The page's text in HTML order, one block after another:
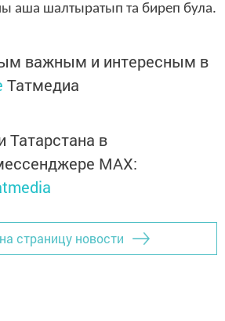
аша шалтыратып та биреп була.
важным и интересным в
Татмедиа
Татарстана в
MАХ:
страницу новости